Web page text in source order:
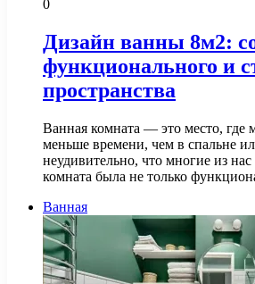
0
Дизайн ванны 8м2:
функционального и
пространства
Ванная комната — это место, где
меньше времени, чем в спальне
неудивительно, что многие из нас
комната была не только
Ванная